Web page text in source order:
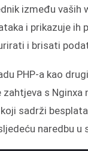
između vaših
i prikazuje ih
i brisati
PHP-a kao
s Nginxa
sadrži
naredbu u